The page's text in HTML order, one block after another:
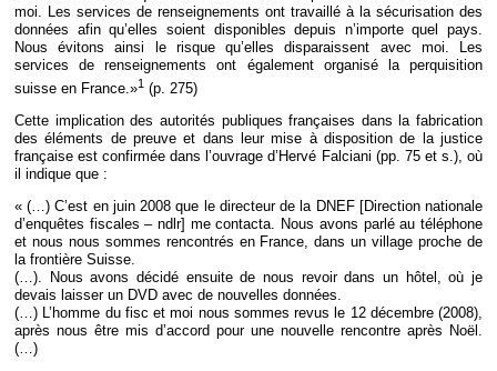
moi. Les services de renseignements ont travaillé à la sécurisation des
données afin qu’elles soient disponibles depuis n’importe quel pays.
Nous évitons ainsi le risque qu’elles disparaissent avec moi. Les
services de renseignements ont également organisé la perquisition
suisse en France.»1 (p. 275)
Cette implication des autorités publiques françaises dans la fabrication
des éléments de preuve et dans leur mise à disposition de la justice
française est confirmée dans l’ouvrage d’Hervé Falciani (pp. 75 et s.), où
il indique que :
« (…) C’est en juin 2008 que le directeur de la DNEF [Direction nationale
d’enquêtes fiscales – ndlr] me contacta. Nous avons parlé au téléphone
et nous nous sommes rencontrés en France, dans un village proche de
la frontière Suisse.
(…). Nous avons décidé ensuite de nous revoir dans un hôtel, où je
devais laisser un DVD avec de nouvelles données.
(…) L’homme du fisc et moi nous sommes revus le 12 décembre (2008),
après nous être mis d’accord pour une nouvelle rencontre après Noël.
(…)